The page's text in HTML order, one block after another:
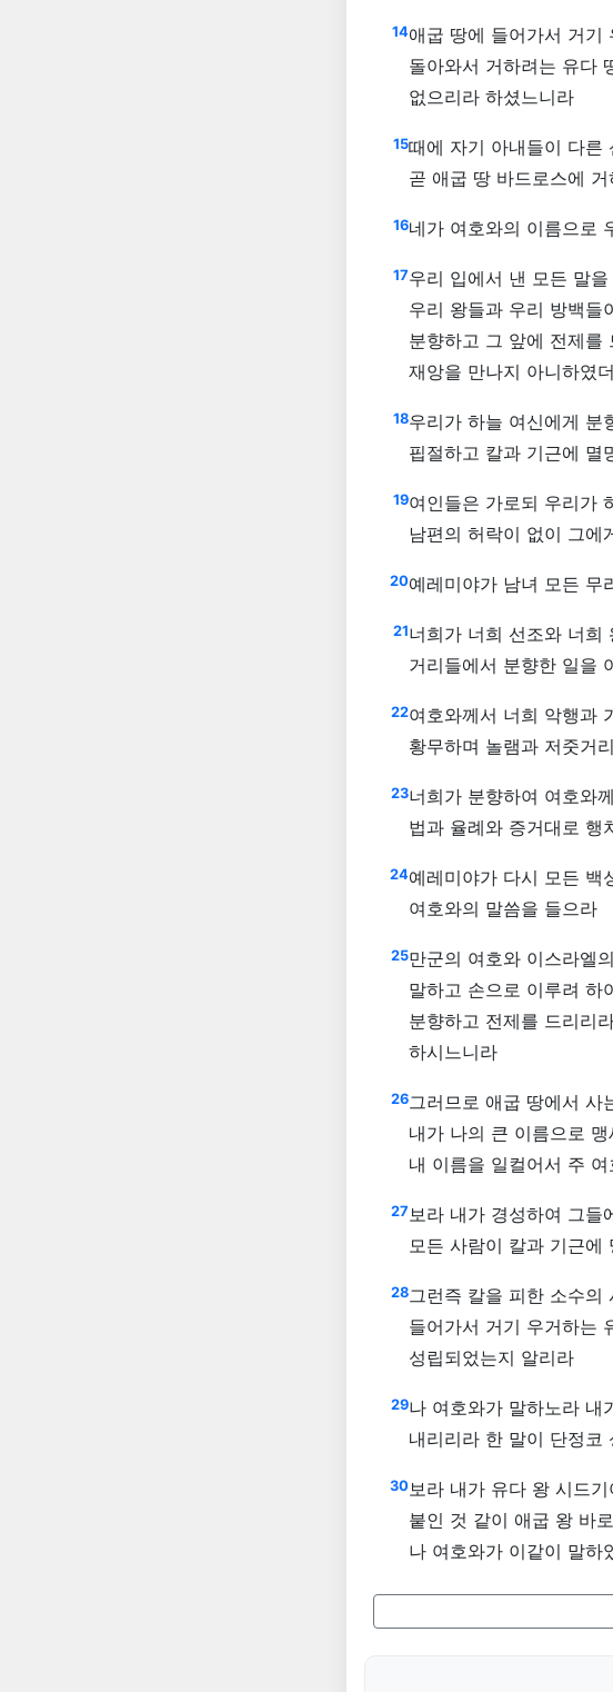
14애굽 땅에 들어가서 거기
돌아와서 거하려는 유다
없으리라 하셨느니라
15때에 자기 아내들이 다른
곧 애굽 땅 바드로스에
16네가 여호와의 이름으로
17우리 입에서 낸 모든 말
우리 왕들과 우리 방백들
분향하고 그 앞에 전제를
재앙을 만나지 아니하였
18우리가 하늘 여신에게 분
핍절하고 칼과 기근에 멸
19여인들은 가로되 우리가
남편의 허락이 없이 그에
20예레미야가 남녀 모든 무
21너희가 너희 선조와 너희
거리들에서 분향한 일을
22여호와께서 너희 악행과
황무하며 놀램과 저줏거
23너희가 분향하여 여호와
법과 율례와 증거대로 행
24예레미야가 다시 모든 백
여호와의 말씀을 들으라
25만군의 여호와 이스라엘
말하고 손으로 이루려 하
분향하고 전제를 드리리
하시느니라
26그러므로 애굽 땅에서 사
내가 나의 큰 이름으로
내 이름을 일컬어서 주
27보라 내가 경성하여 그들
모든 사람이 칼과 기근에
28그런즉 칼을 피한 소수의
들어가서 거기 우거하는
성립되었는지 알리라
29나 여호와가 말하노라 내
내리리라 한 말이 단정코
30보라 내가 유다 왕 시드
붙인 것 같이 애굽 왕 바
나 여호와가 이같이 말하